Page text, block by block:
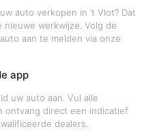
auto verkopen in ’t Vlot? Dat
werkwijze. Volg de
aan te melden via onze
app
uw auto aan. Vul alle
ontvang direct een indicatief
dealers.